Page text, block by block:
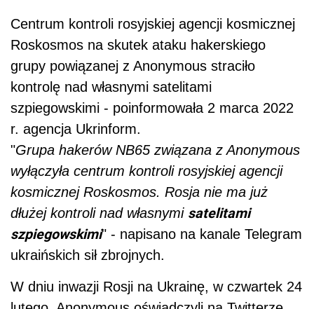
Centrum kontroli rosyjskiej agencji kosmicznej
Roskosmos na skutek ataku hakerskiego
grupy powiązanej z Anonymous straciło
kontrolę nad własnymi satelitami
szpiegowskimi - poinformowała 2 marca 2022
r. agencja Ukrinform.
"Grupa hakerów NB65 związana z Anonymous
wyłączyła centrum kontroli rosyjskiej agencji
kosmicznej Roskosmos. Rosja nie ma już
dłużej kontroli nad własnymi satelitami
szpiegowskimi" - napisano na kanale Telegram
ukraińskich sił zbrojnych.
W dniu inwazji Rosji na Ukrainę, w czwartek 24